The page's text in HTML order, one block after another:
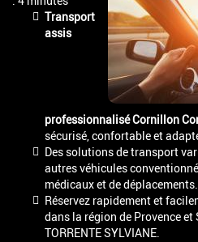
Transport
assis
professionnalisé Cornillon
sécurisé, confortable et
Des solutions de transport
autres véhicules
médicaux et de déplacements.
Réservez rapidement et
dans la région de Provence et
TORRENTE SYLVIANE.